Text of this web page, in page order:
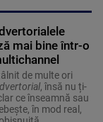
mai bine într-o
de multe ori
, însă nu ți-
ce înseamnă sau
în mod real,